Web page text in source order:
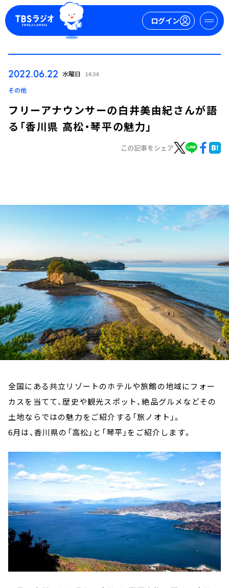
ログイン
お知らせ
イベント・グッズ
YouTube
会社情報
2022.06.22 水曜日 14:34
その他
フリーアナウンサーの白井美由紀さんが語
る「香川県 高松・琴平の魅力」
この記事をシェア
全国にある共立リゾートのホテルや旅館の地域にフォー
カスを当てて、歴史や観光スポット、絶品グルメなどその
土地ならではの魅力をご紹介する「旅ノオト」。
6月は、香川県の「高松」と「琴平」をご紹介します。